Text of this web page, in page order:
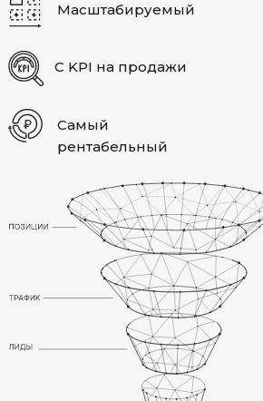
Масштабируемый
С KPI на продажи
Самый
рентабельный